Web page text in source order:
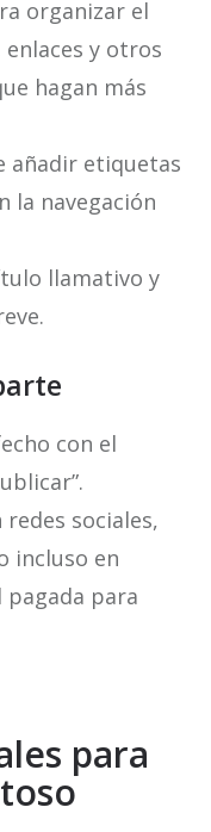
organizar el
y otros
hagan más
añadir etiquetas
la navegación
llamativo y
con el
sociales,
incluso en
pagada para
para